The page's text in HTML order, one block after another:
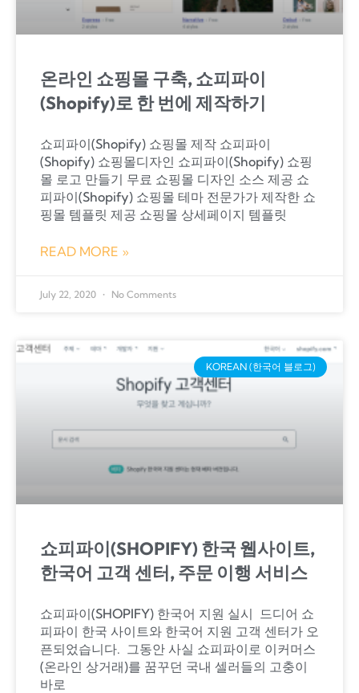
온라인 쇼핑몰 구축, 쇼피파이
(Shopify)로 한 번에 제작하기
쇼피파이(Shopify) 쇼핑몰 제작 쇼피파이
(Shopify) 쇼핑몰디자인 쇼피파이(Shopify) 쇼핑
몰 로고 만들기 무료 쇼핑몰 디자인 소스 제공 쇼
피파이(Shopify) 쇼핑몰 테마 전문가가 제작한 쇼
핑몰 템플릿 제공 쇼핑몰 상세페이지 템플릿
READ MORE »
July 22, 2020 No Comments
KOREAN (한국어 블로그)
쇼피파이(SHOPIFY) 한국 웹사이트,
한국어 고객 센터, 주문 이행 서비스
쇼피파이(SHOPIFY) 한국어 지원 실시 ​ 드디어 쇼
피파이 한국 사이트와 한국어 지원 고객 센터가 오
픈되었습니다. ​ 그동안 사실 쇼피파이로 이커머스
(온라인 상거래)를 꿈꾸던 국내 셀러들의 고충이
바로